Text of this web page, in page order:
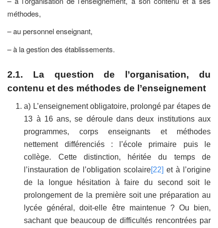
méthodes,
– au personnel enseignant,
– à la gestion des établissements.
2.1. La question de l’organisation, du
contenu et des méthodes de l’enseignement
a) L’enseignement obligatoire, prolongé par étapes de
13 à 16 ans, se déroule dans deux institutions aux
programmes, corps enseignants et méthodes
nettement différenciés : l’école primaire puis le
collège. Cette distinction, héritée du temps de
l’instauration de l’obligation scolaire[22] et à l’origine
de la longue hésitation à faire du second soit le
prolongement de la première soit une préparation au
lycée général, doit-elle être maintenue ? Ou bien,
sachant que beaucoup de difficultés rencontrées par